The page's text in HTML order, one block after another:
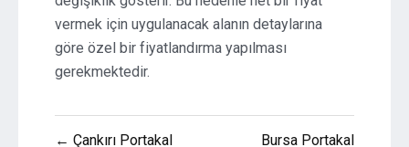
vermek için uygulanacak alanın detaylarına
göre özel bir fiyatlandırma yapılması
gerekmektedir.
Yazı
← Çankırı Portakal
Bursa Portakal